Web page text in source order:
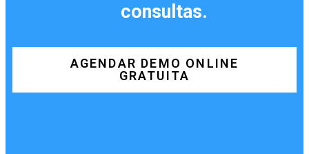
consultas.
AGENDAR DEMO ONLINE
GRATUITA